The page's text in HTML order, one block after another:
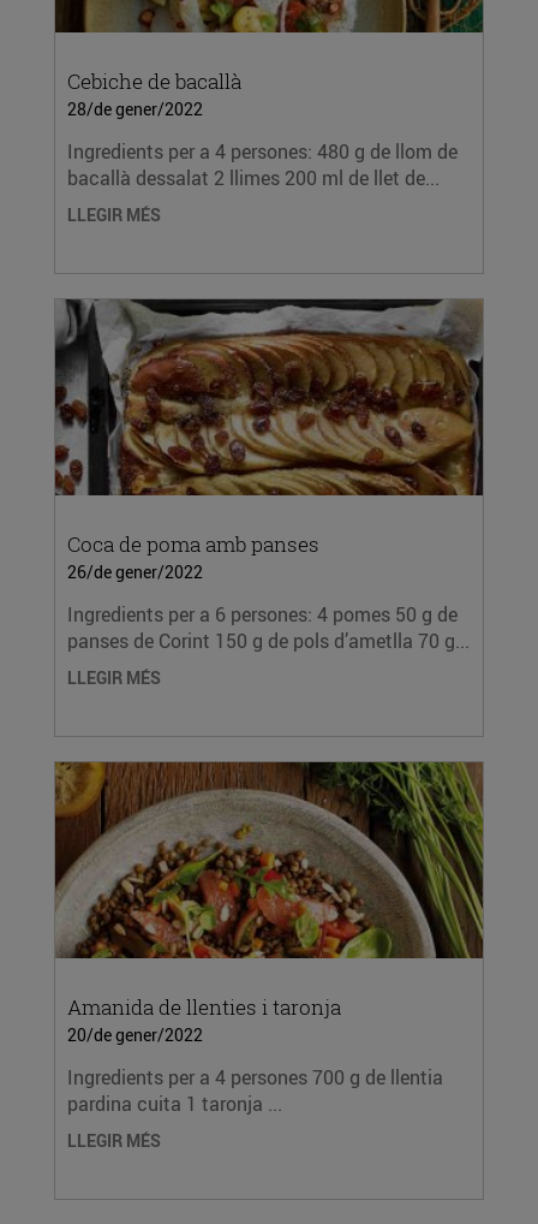
Cebiche de bacallà
28/de gener/2022
Ingredients per a 4 persones: 480 g de llom de
bacallà dessalat 2 llimes 200 ml de llet de...
LLEGIR MÉS
Coca de poma amb panses
26/de gener/2022
Ingredients per a 6 persones: 4 pomes 50 g de
panses de Corint 150 g de pols d’ametlla 70 g...
LLEGIR MÉS
Amanida de llenties i taronja
20/de gener/2022
Ingredients per a 4 persones 700 g de llentia
pardina cuita 1 taronja ...
LLEGIR MÉS